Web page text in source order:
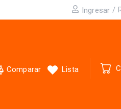
Ingresar /
Comparar Lista